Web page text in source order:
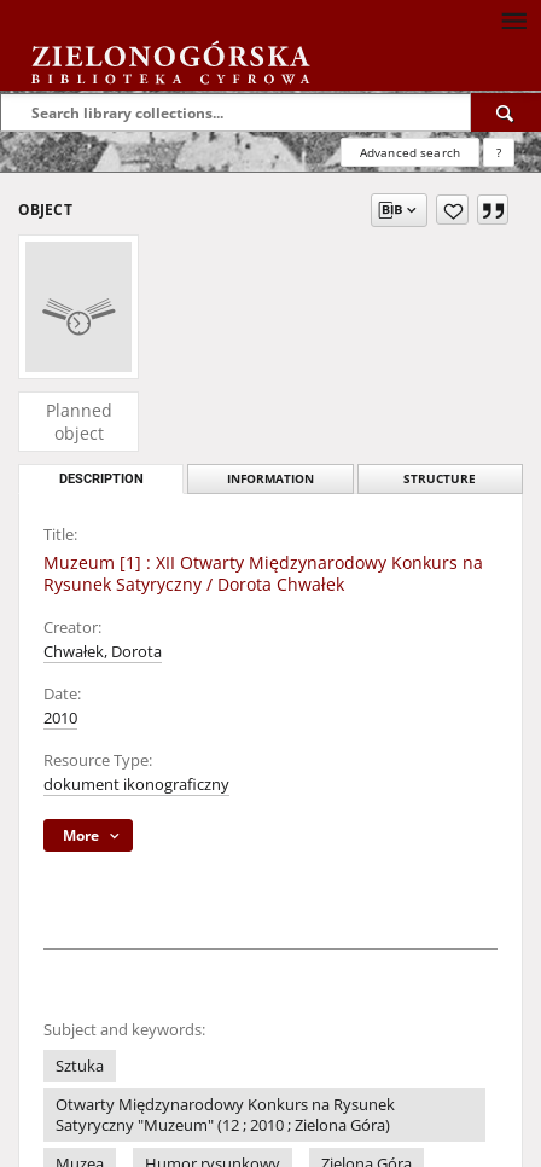
Advanced search ?
OBJECT
Planned
object
DESCRIPTION INFORMATION STRUCTURE
Title:
Muzeum [1] : XII Otwarty Międzynarodowy Konkurs na
Rysunek Satyryczny / Dorota Chwałek
Creator:
Chwałek, Dorota
Date:
2010
Resource Type:
dokument ikonograficzny
More
Subject and keywords:
Sztuka
Otwarty Międzynarodowy Konkurs na Rysunek
Satyryczny "Muzeum" (12 ; 2010 ; Zielona Góra)